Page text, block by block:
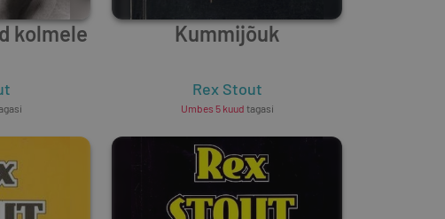
kolmele Kummijõuk
Rex Stout
Umbes 5 kuud tagasi